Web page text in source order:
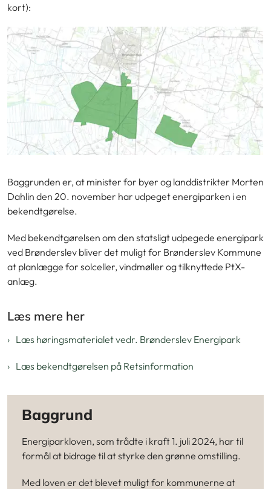
kort):
Baggrunden er, at minister for byer og landdistrikter Morten
Dahlin den 20. november har udpeget energiparken i en
bekendtgørelse.
Med bekendtgørelsen om den statsligt udpegede energipark
ved Brønderslev bliver det muligt for Brønderslev Kommune
at planlægge for solceller, vindmøller og tilknyttede PtX-
anlæg.
Læs mere her
Læs høringsmaterialet vedr. Brønderslev Energipark
Læs bekendtgørelsen på Retsinformation
Baggrund
Energiparkloven, som trådte i kraft 1. juli 2024, har til
formål at bidrage til at styrke den grønne omstilling.
Med loven er det blevet muligt for kommunerne at